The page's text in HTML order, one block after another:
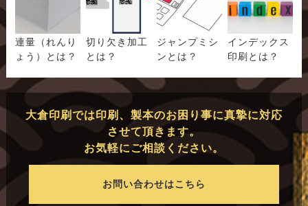
連量（れんり
ょう）とは？
切り欠き加工
とは？
ジャンプミシ
ンとは？
インデックス
印刷とは？
大倉印刷では印刷、製本のお困り事に真摯に対応
させて頂きます。
お気軽にご相談ください。
お問い合わせはこちら